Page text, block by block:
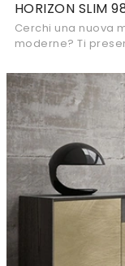
HORIZON SLIM
Cerchi una nuova
moderne? Ti